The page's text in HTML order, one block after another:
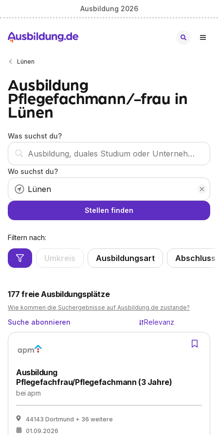
Ausbildung 2026
Lünen
Ausbildung
Pflegefachmann/-frau in
Lünen
Was suchst du?
Wo suchst du?
Stellen finden
Filtern nach:
Umkreis Ausbildungsart Abschluss
177 freie Ausbildungsplätze
Wie kommen die Suchergebnisse auf Ausbildung.de zustande?
Suche abonnieren Relevanz
Ausbildung
Pflegefachfrau/Pflegefachmann (3 Jahre)
beiapm
44143 Dortmund + 36 weitere
01.09.2026